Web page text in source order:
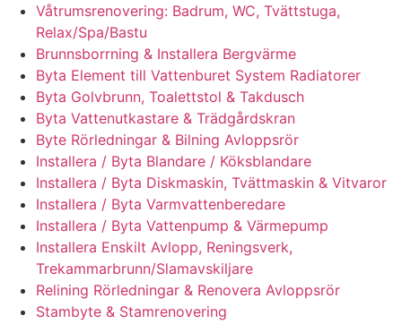
Våtrumsrenovering: Badrum, WC, Tvättstuga,
Relax/Spa/Bastu
Brunnsborrning & Installera Bergvärme
Byta Element till Vattenburet System Radiatorer
Byta Golvbrunn, Toalettstol & Takdusch
Byta Vattenutkastare & Trädgårdskran
Byte Rörledningar & Bilning Avloppsrör
Installera / Byta Blandare / Köksblandare
Installera / Byta Diskmaskin, Tvättmaskin & Vitvaror
Installera / Byta Varmvattenberedare
Installera / Byta Vattenpump & Värmepump
Installera Enskilt Avlopp, Reningsverk,
Trekammarbrunn/Slamavskiljare
Relining Rörledningar & Renovera Avloppsrör
Stambyte & Stamrenovering